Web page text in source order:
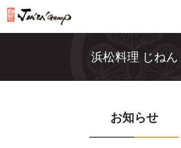
浜松料理 じねん
お知らせ